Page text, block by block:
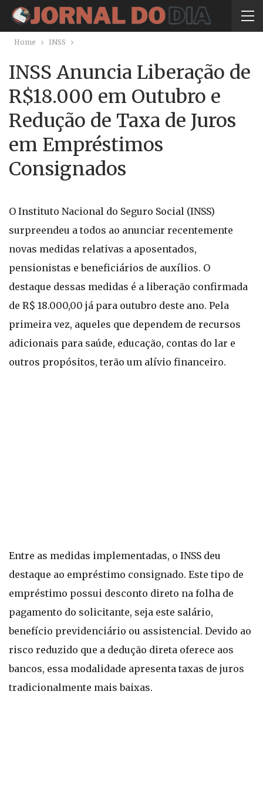
Home INSS
INSS Anuncia Liberação de
R$18.000 em Outubro e
Redução de Taxa de Juros
em Empréstimos
Consignados
O Instituto Nacional do Seguro Social (INSS)
surpreendeu a todos ao anunciar recentemente
novas medidas relativas a aposentados,
pensionistas e beneficiários de auxílios. O
destaque dessas medidas é a liberação confirmada
de R$ 18.000,00 já para outubro deste ano. Pela
primeira vez, aqueles que dependem de recursos
adicionais para saúde, educação, contas do lar e
outros propósitos, terão um alívio financeiro.
Entre as medidas implementadas, o INSS deu
destaque ao empréstimo consignado. Este tipo de
empréstimo possui desconto direto na folha de
pagamento do solicitante, seja este salário,
benefício previdenciário ou assistencial. Devido ao
risco reduzido que a dedução direta oferece aos
bancos, essa modalidade apresenta taxas de juros
tradicionalmente mais baixas.